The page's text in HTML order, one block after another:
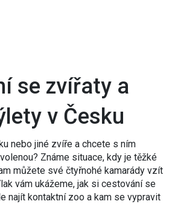
se zvířaty a
v Česku
nebo jiné zvíře a chcete s ním
Známe situace, kdy je těžké
můžete své čtyřnohé kamarády vzít
vám ukážeme, jak si cestování se
najít kontaktní zoo a kam se vypravit